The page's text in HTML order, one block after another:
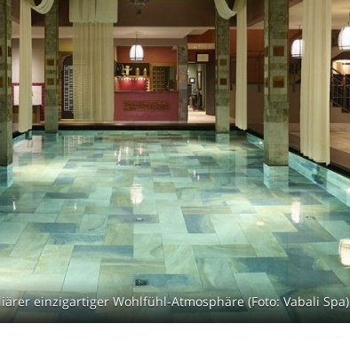
einzigartiger Wohlfühl-Atmosphäre (Foto: Vabali Spa)